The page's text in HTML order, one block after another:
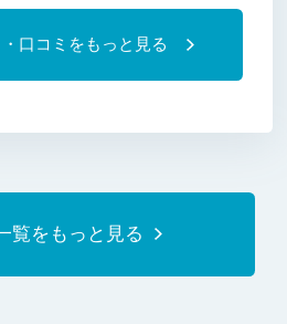
口コミをもっと見る
覧をもっと見る